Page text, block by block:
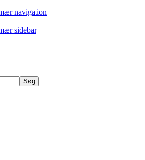
navigation
sidebar